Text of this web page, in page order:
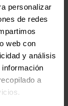
personalizar
de redes
web con
y análisis
a